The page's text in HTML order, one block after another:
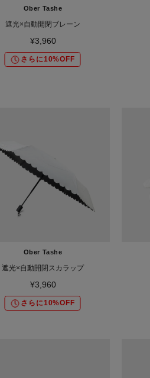
Ober Tashe
遮光×自動開閉ブレーン
¥3,960
さらに10%OFF
Ober Tashe
遮光×自動開閉スカラップ
¥3,960
さらに10%OFF